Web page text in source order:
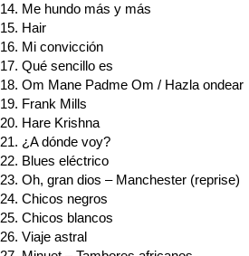
14. Me hundo más y más
15. Hair
16. Mi convicción
17. Qué sencillo es
18. Om Mane Padme Om / Hazla ondear
19. Frank Mills
20. Hare Krishna
21. ¿A dónde voy?
22. Blues eléctrico
23. Oh, gran dios – Manchester (reprise)
24. Chicos negros
25. Chicos blancos
26. Viaje astral